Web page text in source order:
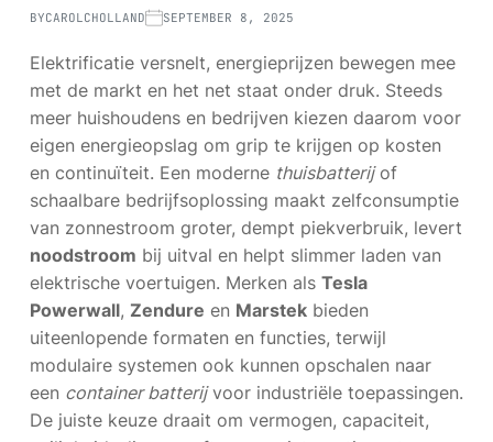
BYCAROLCHOLLAND SEPTEMBER 8, 2025
Elektrificatie versnelt, energieprijzen bewegen mee
met de markt en het net staat onder druk. Steeds
meer huishoudens en bedrijven kiezen daarom voor
eigen energieopslag om grip te krijgen op kosten
en continuïteit. Een moderne thuisbatterijof
schaalbare bedrijfsoplossing maakt zelfconsumptie
van zonnestroom groter, dempt piekverbruik, levert
noodstroom bij uitval en helpt slimmer laden van
elektrische voertuigen. Merken als Tesla
Powerwall, Zendure en Marstek bieden
uiteenlopende formaten en functies, terwijl
modulaire systemen ook kunnen opschalen naar
een container batterijvoor industriële toepassingen.
De juiste keuze draait om vermogen, capaciteit,